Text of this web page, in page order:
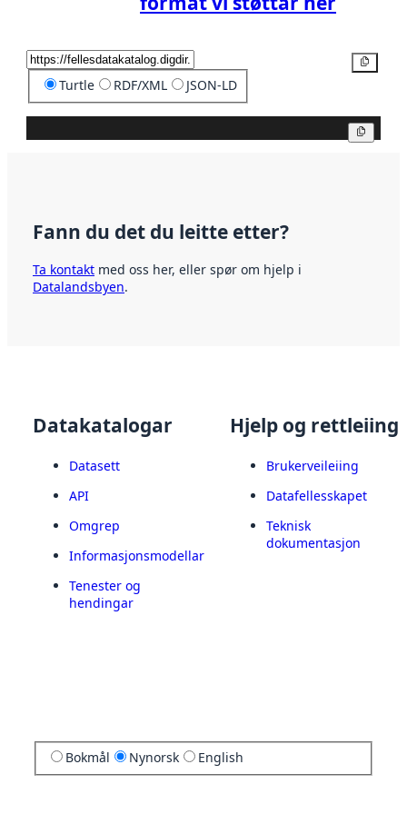
Turtle RDF/XML JSON-LD
Fann du det du leitte etter?
Ta kontakt med oss her, eller spør om hjelp i
Datalandsbyen.
Datakatalogar
Datasett
API
Omgrep
Informasjonsmodellar
Tenester og
hendingar
Hjelp og rettleiing
Brukerveileiing
Datafellesskapet
Teknisk
dokumentasjon
Bokmål Nynorsk English